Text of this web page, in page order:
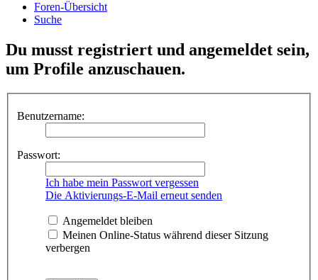
Foren-Übersicht
Suche
Du musst registriert und angemeldet sein,
um Profile anzuschauen.
Benutzername:
Passwort:
Ich habe mein Passwort vergessen
Die Aktivierungs-E-Mail erneut senden
Angemeldet bleiben
Meinen Online-Status während dieser Sitzung
verbergen